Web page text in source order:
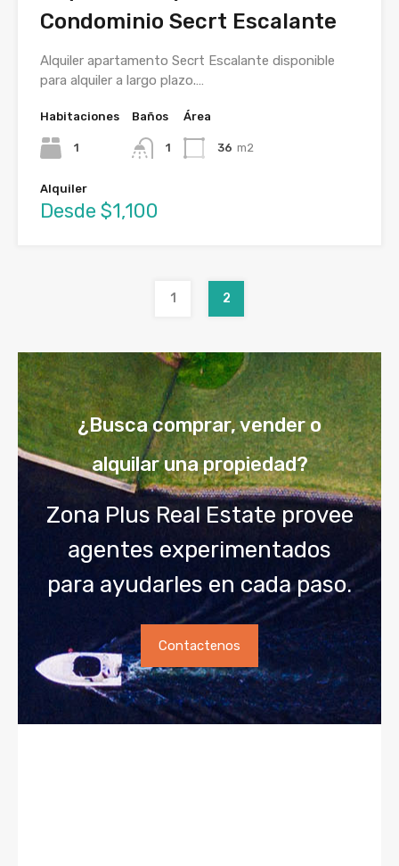
Condominio Secrt Escalante
Alquiler apartamento Secrt Escalante disponible
para alquiler a largo plazo.…
Habitaciones
1
Baños
1
Área
36 m2
Alquiler
Desde $1,100
1 2
¿Busca comprar, vender o
alquilar una propiedad?
Zona Plus Real Estate provee
agentes experimentados
para ayudarles en cada paso.
Contactenos